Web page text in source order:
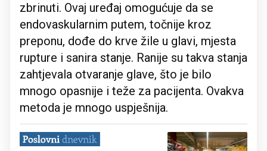
zbrinuti. Ovaj uređaj omogućuje da se
endovaskularnim putem, točnije kroz
preponu, dođe do krve žile u glavi, mjesta
rupture i sanira stanje. Ranije su takva stanja
zahtjevala otvaranje glave, što je bilo
mnogo opasnije i teže za pacijenta. Ovakva
metoda je mnogo uspješnija.